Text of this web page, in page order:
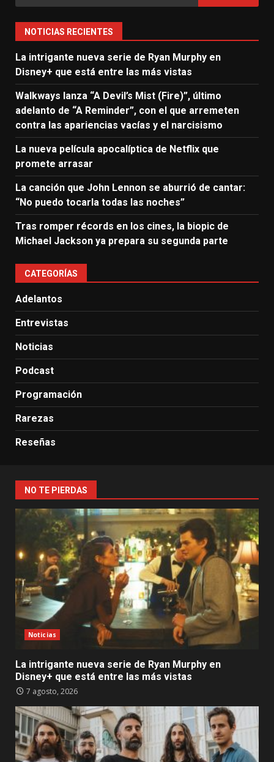
NOTICIAS RECIENTES
La intrigante nueva serie de Ryan Murphy en
Disney+ que está entre las más vistas
Walkways lanza “A Devil’s Mist (Fire)”, último
adelanto de “A Reminder”, con el que arremeten
contra las apariencias vacías y el narcisismo
La nueva película apocalíptica de Netflix que
promete arrasar
La canción que John Lennon se aburrió de cantar:
“No puedo tocarla todas las noches”
Tras romper récords en los cines, la biopic de
Michael Jackson ya prepara su segunda parte
CATEGORÍAS
Adelantos
Entrevistas
Noticias
Podcast
Programación
Rarezas
Reseñas
NO TE PIERDAS
Noticias
La intrigante nueva serie de Ryan Murphy en
Disney+ que está entre las más vistas
7 agosto, 2026